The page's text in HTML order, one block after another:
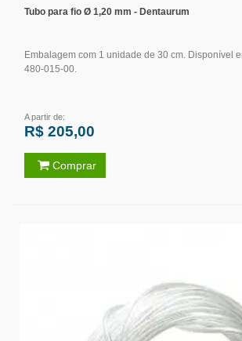
Tubo para fio Ø 1,20 mm - Dentaurum
Embalagem com 1 unidade de 30 cm. Disponível
480-015-00.
A partir de:
R$ 205,00
Comprar